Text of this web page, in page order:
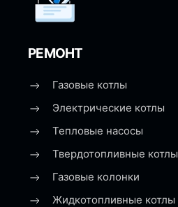
РЕМОНТ
Газовые котлы
Электрические котлы
Тепловые насосы
Твердотопливные котлы
Газовые колонки
Жидкотопливные котлы